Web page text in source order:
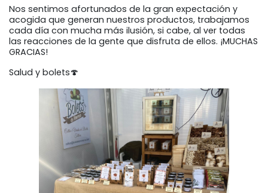
Nos sentimos afortunados de la gran expectación y
acogida que generan nuestros productos, trabajamos
cada día con mucha más ilusión, si cabe, al ver todas
las reacciones de la gente que disfruta de ellos. ¡MUCHAS
GRACIAS!
Salud y bolets🍄